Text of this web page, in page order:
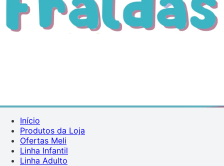
Início
Produtos da Loja
Ofertas Meli
Linha Infantil
Linha Adulto